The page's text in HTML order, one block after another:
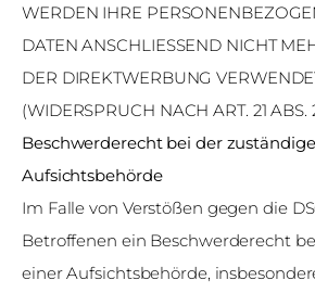
WERDEN IHRE
DATEN ANSCHLIESSEND NICHT
DER DIREKTWERBUNG
(WIDERSPRUCH NACH ART. 21 ABS.
Beschwerderecht bei der
Aufsichtsbehörde
Im Falle von Verstößen gegen die
Betroffenen ein Beschwerderecht
einer Aufsichtsbehörde,